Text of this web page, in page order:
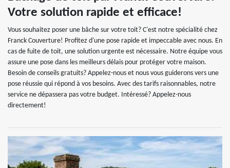
Votre solution rapide et efficace!
Vous souhaitez poser une bâche sur votre toit? C'est notre spécialité chez
Franck Couverture! Profitez d'une pose rapide et impeccable avec nous. En
cas de fuite de toit, une solution urgente est nécessaire. Notre équipe vous
assure une pose dans les meilleurs délais pour protéger votre maison.
Besoin de conseils gratuits? Appelez-nous et nous vous guiderons vers une
pose réussie qui répond à vos besoins. Avec des tarifs raisonnables, notre
service ne dépassera pas votre budget. Intéressé? Appelez-nous
directement!